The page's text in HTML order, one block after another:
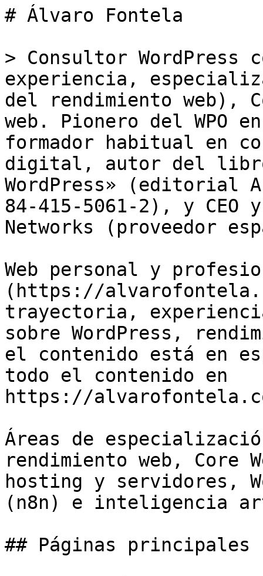
# Álvaro Fontela
> Consultor WordPress
experiencia,
del rendimiento web),
web. Pionero del WPO
formador habitual en
digital, autor del libro
WordPress» (editorial
84-415-5061-2), y CEO
Networks (proveedor
Web personal y
(https://
trayectoria,
sobre WordPress,
el contenido está en
todo el contenido en
https://
Áreas de
rendimiento web, Core
hosting y servidores,
(n8n) e inteligencia
## Páginas principales